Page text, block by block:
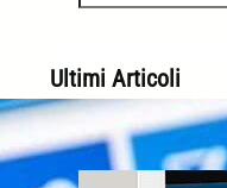
c
h
Ultimi Articoli